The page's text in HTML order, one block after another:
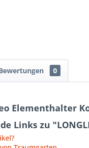
0
Elementhalter
Links zu